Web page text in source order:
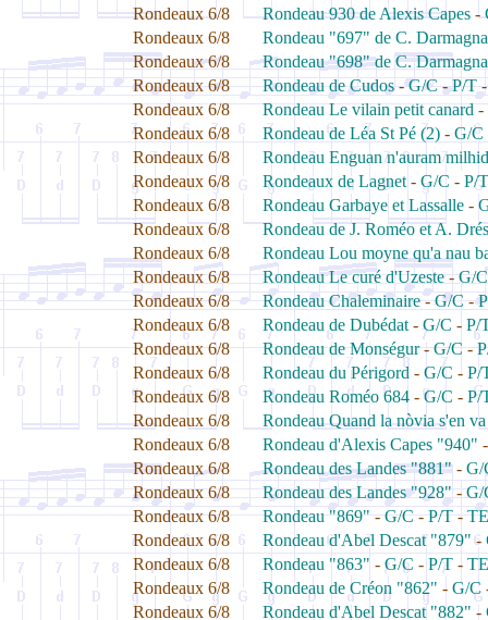
Rondeaux 6/8
Rondeau 930 de Alexis Capes -
Rondeaux 6/8
Rondeau "697" de C.
Rondeaux 6/8
Rondeau "698" de C.
Rondeaux 6/8
Rondeau de Cudos-G/C-P/T
Rondeaux 6/8
Rondeau Le vilain petit canard-
Rondeaux 6/8
Rondeau de Léa St Pé (2) - G/C
Rondeaux 6/8
Rondeau Enguan n'auram
Rondeaux 6/8
Rondeaux de Lagnet - G/C - P/T
Rondeaux 6/8
Rondeau Garbaye et Lassalle -
Rondeaux 6/8
Rondeau de J. Roméo et A.
Rondeaux 6/8
Rondeau Lou moyne qu'a nau
Rondeaux 6/8
Rondeau Le curé d'Uzeste-G/C
Rondeaux 6/8
Rondeau Chaleminaire-G/C-
Rondeaux 6/8
Rondeau de Dubédat -G/C - P/
Rondeaux 6/8
Rondeau de Monségur-G/C-
Rondeaux 6/8
Rondeau du Périgord - G/C - P/
Rondeaux 6/8
Rondeau Roméo 684 -G/C - P/
Rondeaux 6/8
Rondeau Quand la nòvia s'en
Rondeaux 6/8
Rondeau d'Alexis Capes "940"
Rondeaux 6/8
Rondeau des Landes "881"- G/
Rondeaux 6/8
Rondeau des Landes "928"-G/
Rondeaux 6/8
Rondeau "869"-G/C-P/T-
Rondeaux 6/8
Rondeau d'Abel Descat "879"-
Rondeaux 6/8
Rondeau "863" -G/C - P/T -
Rondeaux 6/8
Rondeau de Créon "862" - G/C
Rondeaux 6/8
Rondeau d'Abel Descat "882" -